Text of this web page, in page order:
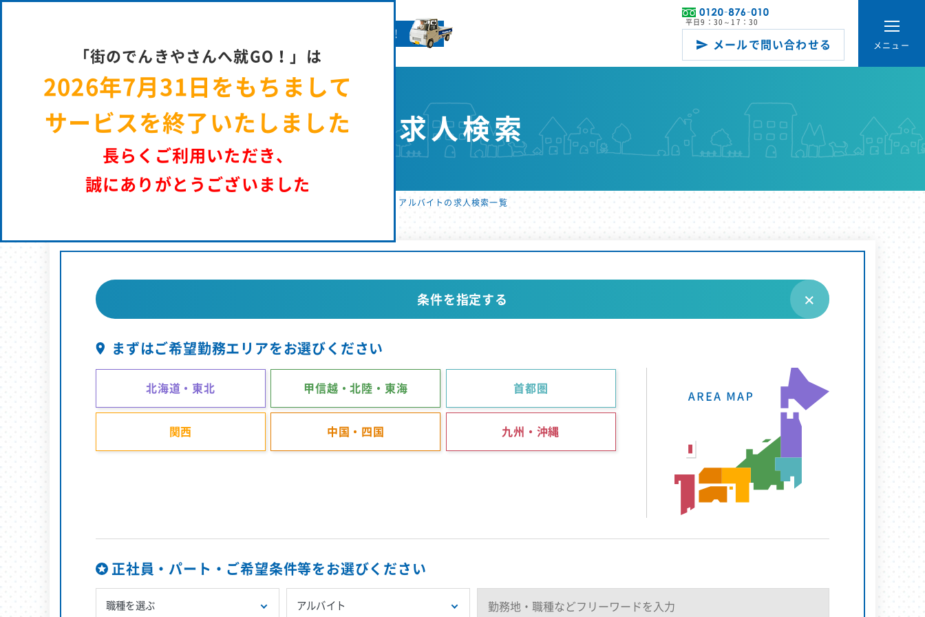
街のでんきやさんへ就GO！
平日9：30～17：30
メールで問い合わせる
「街のでんきやさんへ就GO！」は
2026年7月31日をもちまして
サービスを終了いたしました
長らくご利用いただき、
誠にありがとうございました
求人検索
アルバイトの求人検索一覧
条件を指定する
まずはご希望勤務エリアをお選びください
北海道・東北 甲信越・北陸・東海 首都圏
関西 中国・四国 九州・沖縄
正社員・パート・ご希望条件等をお選びください